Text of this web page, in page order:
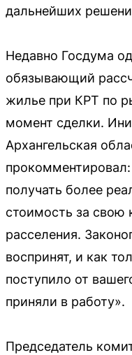
дальнейших
Недавно Госдума
обязывающий
жилье при КРТ по
момент сделки.
Архангельская
прокомментировал:
получать более
стоимость за свою
расселения.
воспринят, и как
поступило от
приняли в работу».
Председатель